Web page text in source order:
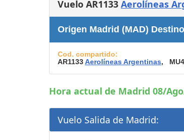
Vuelo AR1133 Aerolíneas
Origen Madrid (MAD)
Cod. compartido:
AR1133Aerolíneas Argentinas,
Hora actual de Madrid 08/
Vuelo Salida de Madrid: